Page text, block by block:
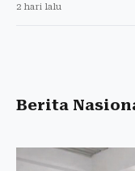
2 hari lalu
Berita